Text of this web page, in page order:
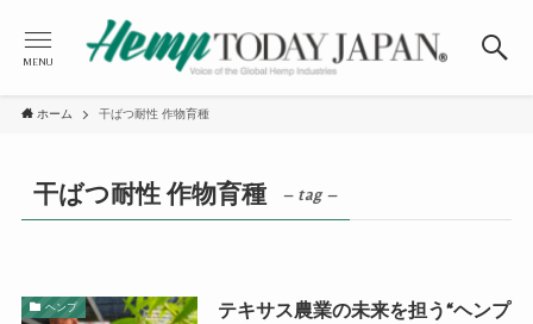
MENU
ホーム 干ばつ耐性 作物育種
干ばつ耐性 作物育種 – tag –
ヘンプ
テキサス農業の未来を担う“ヘンプ